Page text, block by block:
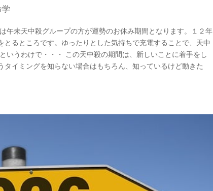
学
午未天中殺グループの方が運勢のお休み期間となります。１２年
るところです。ゆったりとした気持ちで充電することで、天中
いうわけで・・・ この天中殺の期間は、新しいことに着手をし
イミングを知らない場合はもちろん、知っているけど動きた